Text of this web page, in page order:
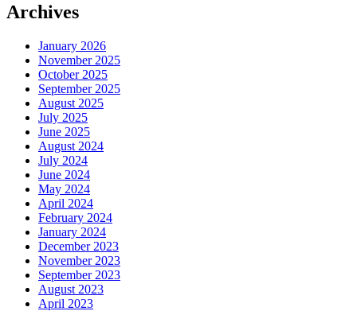
Archives
January 2026
November 2025
October 2025
September 2025
August 2025
July 2025
June 2025
August 2024
July 2024
June 2024
May 2024
April 2024
February 2024
January 2024
December 2023
November 2023
September 2023
August 2023
April 2023